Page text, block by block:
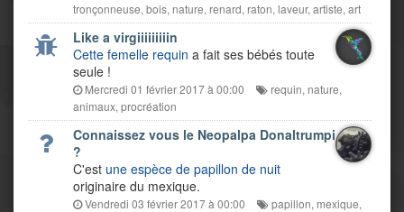
tronçonneuse, bois, nature, renard, raton, laveur, artiste, art
Like a virgiiiiiiiiin
Cette femelle requin a fait ses bébés toute
seule !
Mercredi 01 février 2017 à 00:00 requin, nature,
animaux, procréation
Connaissez vous le Neopalpa Donaltrumpi
?
C'est une espèce de papillon de nuit
originaire du mexique.
Vendredi 03 février 2017 à 00:00 papillon, mexique,